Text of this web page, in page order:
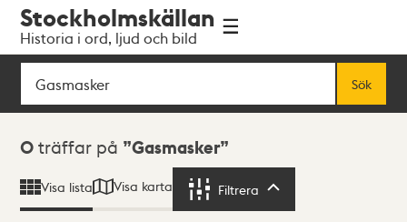
navigationen
huvudinnehållet
Stockholmskällan
Historia i ord, ljud och bild
Sök
Sök
Sökresultat
0 träffar på Gasmasker
Visa lista Visa karta Filtrera